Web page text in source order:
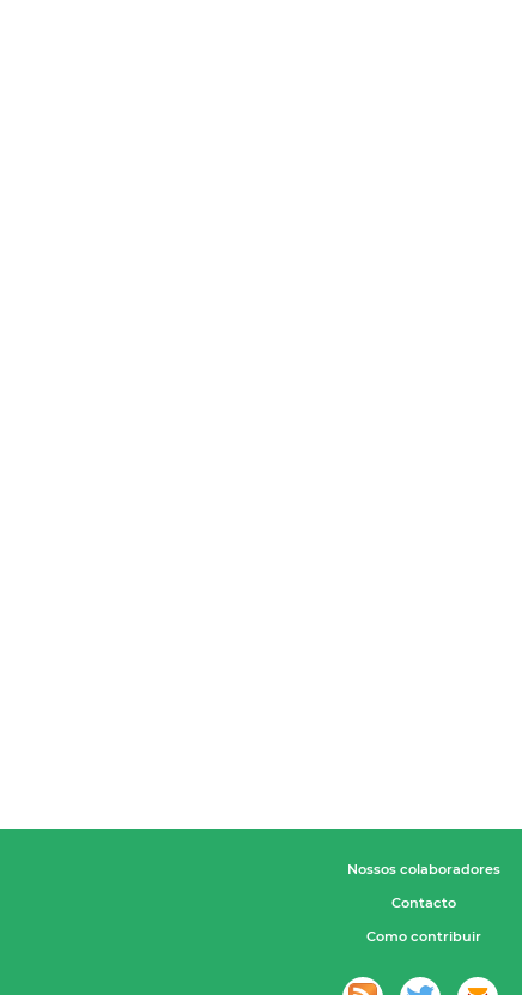
Nossos colaboradores
Contacto
Como contribuir